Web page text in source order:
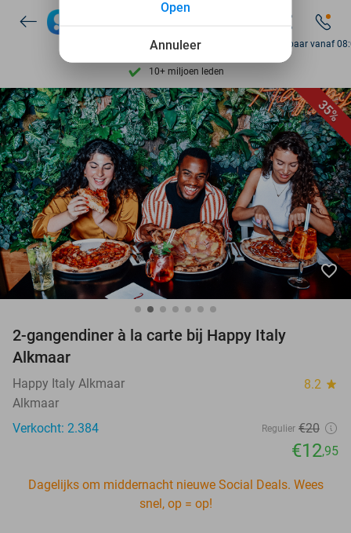
Ontdek 15.000+ deals
7 dagen per week beschikbaar
10+ miljoen leden
9,4 op basis van206.261 reviews
Ontdek 15.000+ deals
7 dagen per week beschikbaar
10+ miljoen leden
Bereikbaar vanaf
35%
favorite_border
2-gangendiner à la carte bij Happy Italy
Alkmaar
Happy Italy Alkmaar 8.2 star
Alkmaar
Verkocht: 2.384
Regulier €20
€12,95
Dagelijks om middernacht nieuwe Social Deals. Wees
snel, op = op!
Annuleer
Open